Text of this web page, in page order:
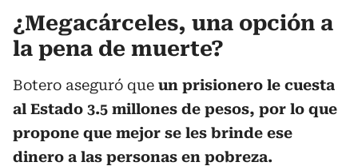
¿Megacárceles, una opción a
la pena de muerte?
Botero aseguró que un prisionero le cuesta
al Estado 3.5 millones de pesos, por lo que
propone que mejor se les brinde ese
dinero a las personas en pobreza.